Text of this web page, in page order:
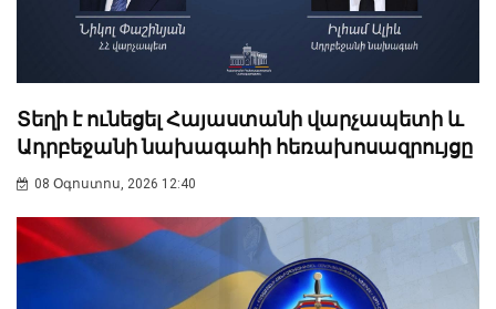
Տեղի է ունեցել Հայաստանի վարչապետի և
Ադրբեջանի նախագահի հեռախոսազրույցը
08 Օգոստոս, 2026 12:40